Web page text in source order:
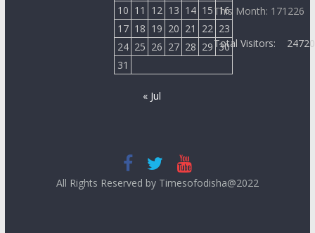
10 11 12 13 14 15 16
17 18 19 20 21 22 23
24 25 26 27 28 29 30
31
« Jul
This Month: 171226
Total Visitors:
All Rights Reserved by Timesofodisha@2022